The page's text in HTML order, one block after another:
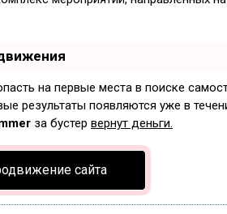
на первые места в поиске
результаты появляются уже в
за бустер вернут деньги.
сайта